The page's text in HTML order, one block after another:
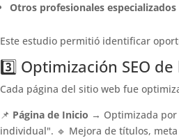
Otros profesionales
Este estudio permitió identificar
3️⃣ Optimización SEO
Cada página del sitio web fue
📌 Página de Inicio → Optimizada por
individual". 🔹 Mejora de títulos,